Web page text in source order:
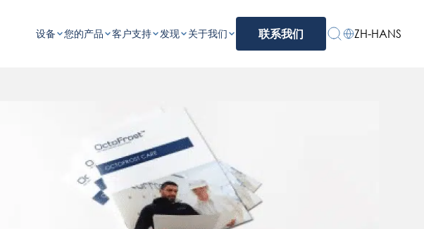
设备 您的产品 客户支持 发现 关于我们 联系我们 ZH-HANS